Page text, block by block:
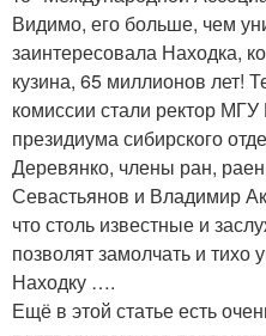
Видимо, его больше, чем
заинтересовала Находка,
кузина, 65 миллионов лет!
комиссии стали ректор
президиума сибирского
Деревянко, члены ран,
Севастьянов и Владимир
что столь известные и
позволят замолчать и
Находку ….
Ещё в этой статье есть